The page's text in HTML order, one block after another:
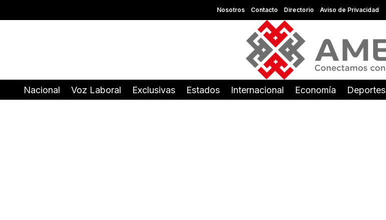
Nosotros Contacto Directorio Aviso de Privacidad
Nacional Voz Laboral Exclusivas Estados Internacional Economía Deportes